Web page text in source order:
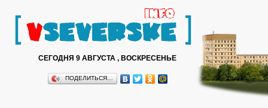
СЕГОДНЯ 9 АВГУСТА , ВОСКРЕСЕНЬЕ
ПОДЕЛИТЬСЯ…